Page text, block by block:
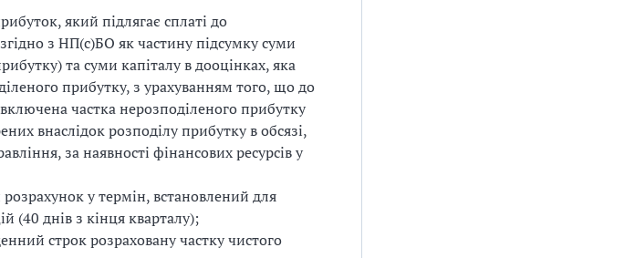
який підлягає сплаті до
з НП(с)БО як частину підсумку суми
та суми капіталу в дооцінках, яка
прибутку, з урахуванням того, що до
частка нерозподіленого прибутку
внаслідок розподілу прибутку в обсязі,
за наявності фінансових ресурсів у
у термін, встановлений для
(40 днів з кінця кварталу);
строк розраховану частку чистого